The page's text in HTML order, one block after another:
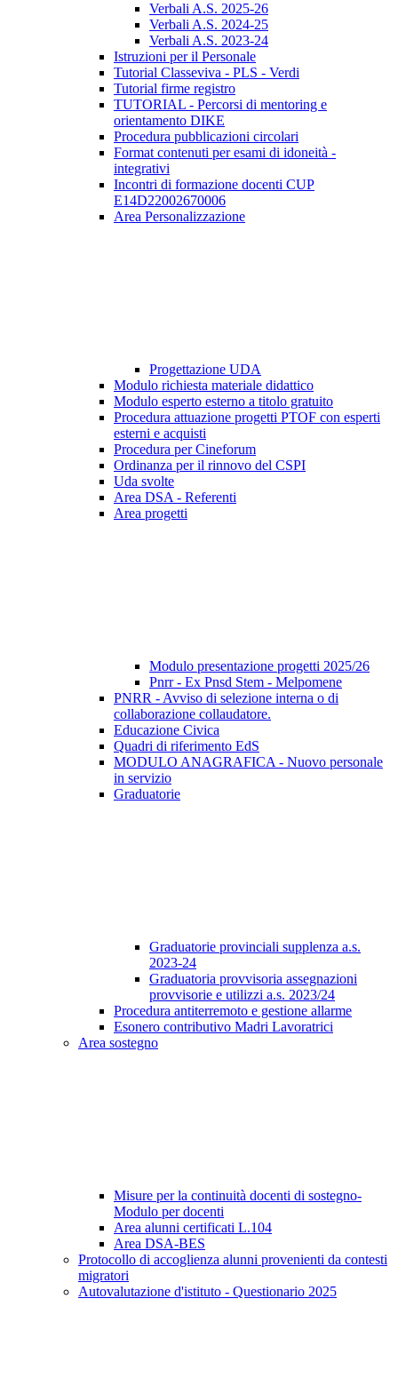
Verbali A.S. 2025-26
Verbali A.S. 2024-25
Verbali A.S. 2023-24
Istruzioni per il Personale
Tutorial Classeviva - PLS - Verdi
Tutorial firme registro
TUTORIAL - Percorsi di mentoring e
orientamento DIKE
Procedura pubblicazioni circolari
Format contenuti per esami di idoneità -
integrativi
Incontri di formazione docenti CUP
E14D22002670006
Area Personalizzazione
Progettazione UDA
Modulo richiesta materiale didattico
Modulo esperto esterno a titolo gratuito
Procedura attuazione progetti PTOF con esperti
esterni e acquisti
Procedura per Cineforum
Ordinanza per il rinnovo del CSPI
Uda svolte
Area DSA - Referenti
Area progetti
Modulo presentazione progetti 2025/26
Pnrr - Ex Pnsd Stem - Melpomene
PNRR - Avviso di selezione interna o di
collaborazione collaudatore.
Educazione Civica
Quadri di riferimento EdS
MODULO ANAGRAFICA - Nuovo personale
in servizio
Graduatorie
Graduatorie provinciali supplenza a.s.
2023-24
Graduatoria provvisoria assegnazioni
provvisorie e utilizzi a.s. 2023/24
Procedura antiterremoto e gestione allarme
Esonero contributivo Madri Lavoratrici
Area sostegno
Misure per la continuità docenti di sostegno-
Modulo per docenti
Area alunni certificati L.104
Area DSA-BES
Protocollo di accoglienza alunni provenienti da contesti
migratori
Autovalutazione d'istituto - Questionario 2025